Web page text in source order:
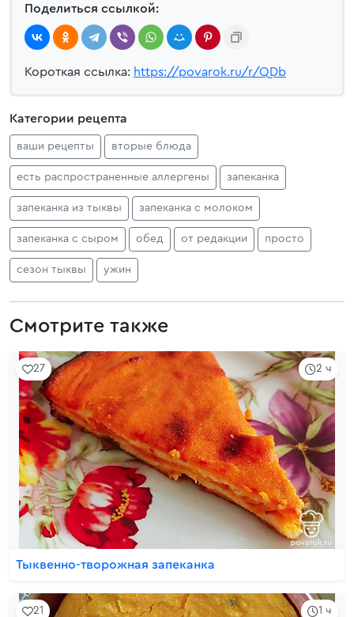
Поделиться ссылкой:
Короткая ссылка: https://povarok.ru/r/QDb
Категории рецепта
ваши рецепты вторые блюда
есть распространенные аллергены запеканка
запеканка из тыквы запеканка с молоком
запеканка с сыром обед от редакции просто
сезон тыквы ужин
Смотрите также
2 ч
27
Тыквенно-творожная запеканка
1 ч
21